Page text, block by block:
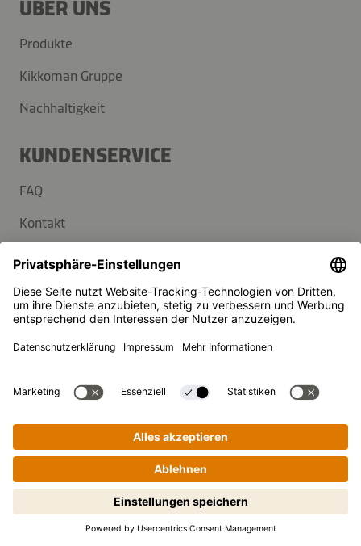
Schritt-für-Schritt-Kochen leicht
gemacht! Zum Starten antippen.
ÜBER UNS
Produkte
Kikkoman Gruppe
Nachhaltigkeit
KUNDENSERVICE
FAQ
Kontakt
Newsletter
Presse
Kikkoman ist ein eingetragenes Warenzeichen der Kikkoman
© Kikkoman Trading Europe GmbH 2023 – 2026
Theodorstraße 180, 40472 Düsseldorf, Germany
Privatsphäre-Einstellungen
Impressum
Datenschutzerklärung